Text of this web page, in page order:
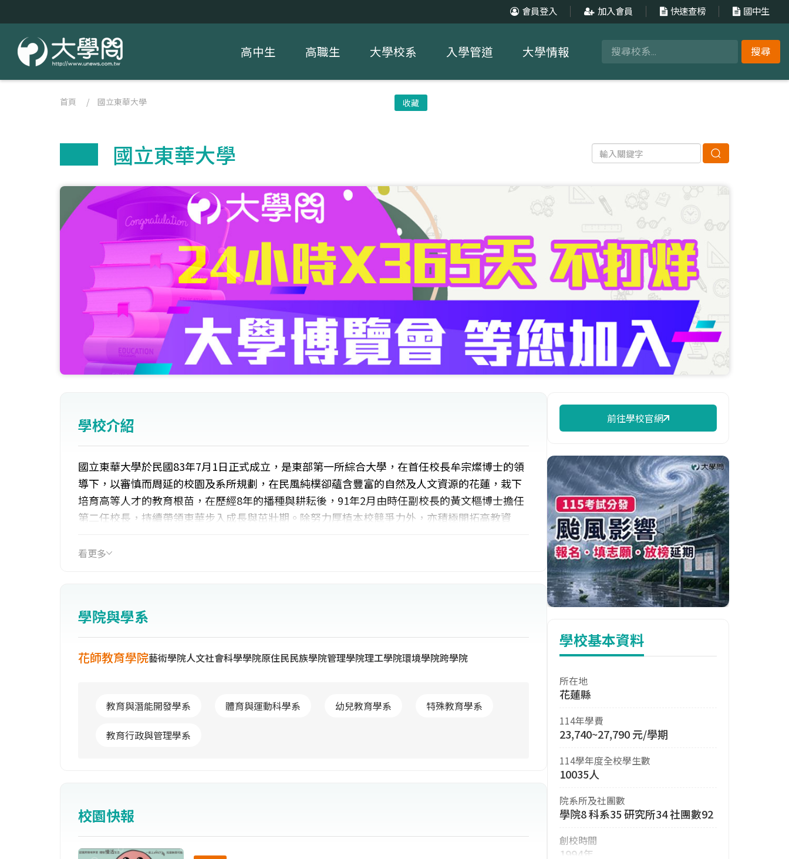
會員登入 加入會員 快速查榜 國中生
搜尋
高中生 高職生 大學校系 入學管道 大學情報
首頁 / 國立東華大學 收藏
國立東華大學
學校介紹
國立東華大學於民國83年7月1日正式成立，是東部第一所綜合大學，在首任校長牟宗燦博士的領
導下，以審慎而周延的校園及系所規劃，在民風純樸卻蘊含豐富的自然及人文資源的花蓮，栽下
培育高等人才的教育根苗，在歷經8年的播種與耕耘後，91年2月由時任副校長的黃文樞博士擔任
第二任校長，持續帶領東華步入成長與茁壯期。除努力厚植本校競爭力外，亦積極開拓高教資
併，本校與國立花蓮教育大學於97年8月正式整合為一嶄新的東華大學。合校後，整合了壽豐、美
看更多
學院與學系
花師教育學院藝術學院人文社會科學學院原住民民族學院管理學院理工學院環境學院跨學院
教育與潛能開發學系 體育與運動科學系 幼兒教育學系 特殊教育學系
教育行政與管理學系
校園快報
前往學校官網
學校基本資料
所在地
花蓮縣
114年學費
23,740~27,790 元/學期
114學年度全校學生數
10035人
院系所及社團數
學院8 科系35 研究所34 社團數92
創校時間
1994年